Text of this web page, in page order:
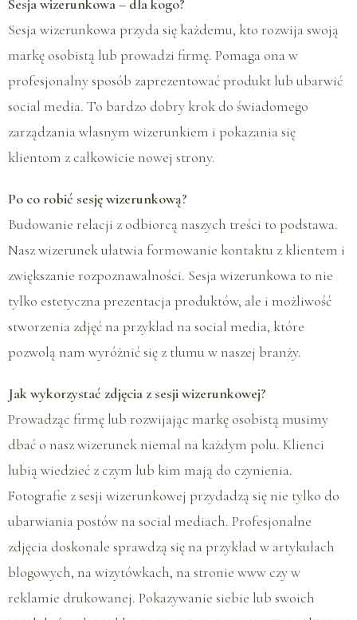
Sesja wizerunkowa – dla kogo?
Sesja wizerunkowa przyda się każdemu, kto rozwija swoją
markę osobistą lub prowadzi firmę. Pomaga ona w
profesjonalny sposób zaprezentować produkt lub ubarwić
social media. To bardzo dobry krok do świadomego
zarządzania własnym wizerunkiem i pokazania się
klientom z całkowicie nowej strony.
Po co robić sesję wizerunkową?
Budowanie relacji z odbiorcą naszych treści to podstawa.
Nasz wizerunek ułatwia formowanie kontaktu z klientem i
zwiększanie rozpoznawalności. Sesja wizerunkowa to nie
tylko estetyczna prezentacja produktów, ale i możliwość
stworzenia zdjęć na przykład na social media, które
pozwolą nam wyróżnić się z tłumu w naszej branży.
Jak wykorzystać zdjęcia z sesji wizerunkowej?
Prowadząc firmę lub rozwijając markę osobistą musimy
dbać o nasz wizerunek niemal na każdym polu. Klienci
lubią wiedzieć z czym lub kim mają do czynienia.
Fotografie z sesji wizerunkowej przydadzą się nie tylko do
ubarwiania postów na social mediach. Profesjonalne
zdjęcia doskonale sprawdzą się na przykład w artykułach
blogowych, na wizytówkach, na stronie www czy w
reklamie drukowanej. Pokazywanie siebie lub swoich